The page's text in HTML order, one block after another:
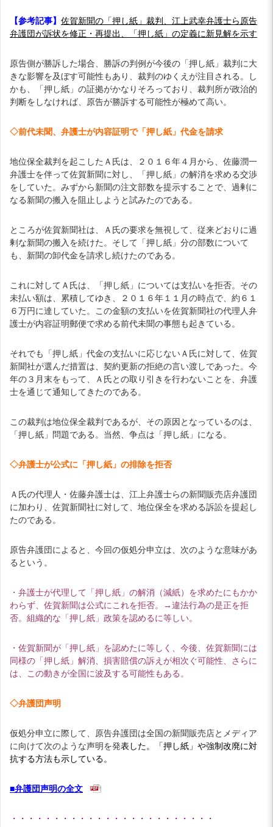
【参考記事】 佐賀新聞の「押し紙」裁判、江上武幸弁護士ら原告
弁護団が訴状を修正・再提出、「押し紙」の定義に新見解を示す
原告側が勝訴した場合、勝訴の判例が今後の「押し紙」裁判に大
きな影響を及ぼす可能性もあり、裁判のゆくえが注目される。し
かも、「押し紙」の証拠がかなりそろっており、裁判所が政治的
判断をしなければ、原告が勝訴する可能性が極めて高い。
◇前代未聞、弁護士が内容証明で「押し紙」代金を請求
地位保全裁判を起こしたＡ氏は、２０１６年４月から、佐藤潤一
弁護士を伴って佐賀新聞に対し、「押し紙」の解消を求める交渉
をしていた。みずから新聞の注文部数を提示することで、過剰に
なる新聞の搬入を阻止しようと試みたのである。
ところが佐賀新聞社は、Ａ氏の要求を無視して、従来どおりに過
剰な新聞の搬入を続けた。そして「押し紙」分の部数について
も、新聞の卸代金を請求し続けたのである。
これに対してＡ氏は、「押し紙」については支払いを拒否。その
未払い額は、累積してゆき、２０１６年１１月の時点で、約６１
６万円に達していた。この金額の支払いを佐賀新聞社の代理人弁
護士が内容証明郵便で求める前代未聞の事態も起きている。
それでも「押し紙」代金の支払いに応じないＡ氏に対して、佐賀
新聞社が選んだ措置は、契約更新の拒絶の言い渡しであった。今
年の３月末をもって、Ａ氏との取り引きを行わないことを、弁護
士を通じて通知してきたのである。
この裁判は地位保全裁判であるが、その原因となっているのは、
「押し紙」問題である。当然、争点は「押し紙」になる。
◇弁護士が公式に「押し紙」の排除を拒否
Ａ氏の代理人・佐藤弁護士は、江上弁護士らの新聞販売店弁護団
に加わり、佐賀新聞社に対して、地位保全を求める訴訟を提起し
たのである。
原告弁護団によると、今回の仮処分申立は、次のような意味があ
るという。
・弁護士が代理して「押し紙」の解消（減紙）を求めたにもかか
わらず、佐賀新聞は公式にこれを拒否。→違法行為の是正を拒
否。組織的な「押し紙」政策を認めるに等しい。
・佐賀新聞が「押し紙」を認めたに等しく、今後、佐賀新聞には
同様の「押し紙」解消、損害賠償の訴えが相次ぐ可能性、さらに
は、この動きが全国に波及する可能性もある。
◇弁護団声明
仮処分申立に際して、原告弁護団は全国の新聞販売店とメディア
に向けて次のような声明を発表した。「押し紙」や強制改廃に対
抗する方法も示している。
■弁護団声明の全文
・・・・・・・・・・・・・・・・・・・・・・・・